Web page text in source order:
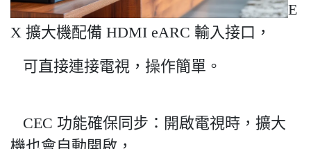
E
X 擴大機配備 HDMI eARC 輸入接口，
可直接連接電視，操作簡單。
CEC 功能確保同步：開啟電視時，擴大